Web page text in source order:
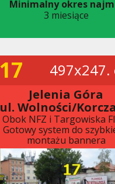
Minimalny okres
3 miesiące
17 497x247.
Jelenia Góra
ul. Wolności/
Obok NFZ i Targowiska
Gotowy system do
montażu bannera